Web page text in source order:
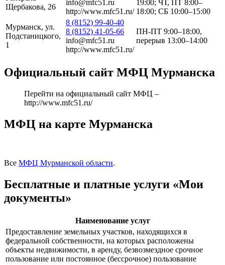
Щербакова, 26
info@mfc51.ru
http://www.mfc51.ru/
19:00; ЧТ, ПТ 8:00–
18:00; СБ 10:00–15:00
Мурманск, ул.
Подстаницкого,
1
8 (8152) 99-40-40
8 (8152) 41-05-66
info@mfc51.ru
http://www.mfc51.ru/
ПН-ПТ 9:00–18:00,
перерыв 13:00–14:00
Официальный сайт МФЦ Мурманска
Перейти на официальный сайт МФЦ –
http://www.mfc51.ru/
МФЦ на карте Мурманска
Все МФЦ Мурманской области.
Бесплатные и платные услуги «Мои
документы»
Наименование услуг
Предоставление земельных участков, находящихся в
федеральной собственности, на которых расположены
объекты недвижимости, в аренду, безвозмездное срочное
пользование или постоянное (бессрочное) пользование